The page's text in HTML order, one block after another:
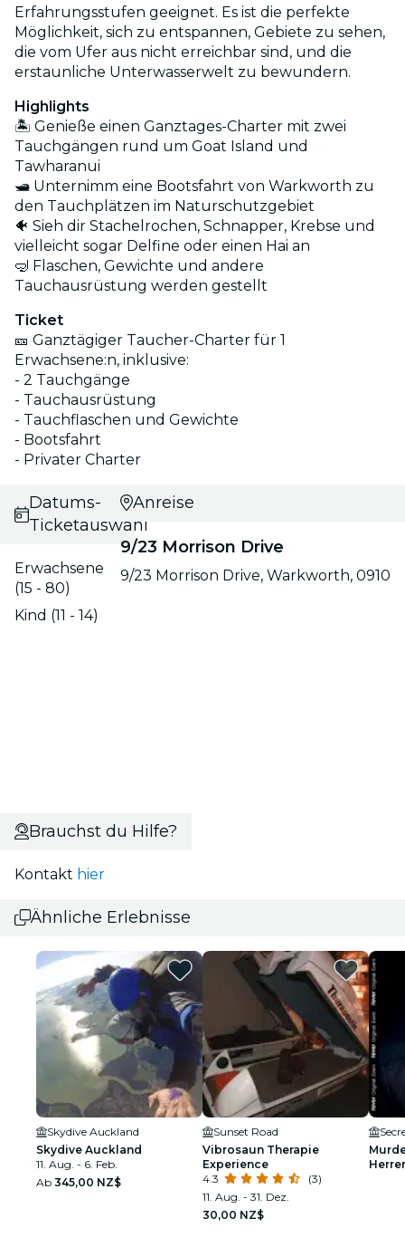
Erfahrungsstufen geeignet. Es ist die perfekte
Möglichkeit, sich zu entspannen, Gebiete zu sehen,
die vom Ufer aus nicht erreichbar sind, und die
erstaunliche Unterwasserwelt zu bewundern.
Highlights
🏝️ Genieße einen Ganztages-Charter mit zwei
Tauchgängen rund um Goat Island und
Tawharanui
🛥️ Unternimm eine Bootsfahrt von Warkworth zu
den Tauchplätzen im Naturschutzgebiet
🐠 Sieh dir Stachelrochen, Schnapper, Krebse und
vielleicht sogar Delfine oder einen Hai an
🤿 Flaschen, Gewichte und andere
Tauchausrüstung werden gestellt
Ticket
🎫 Ganztägiger Taucher-Charter für 1
Erwachsene:n, inklusive:
- 2 Tauchgänge
- Tauchausrüstung
- Tauchflaschen und Gewichte
- Bootsfahrt
- Privater Charter
Datums- und
Ticketauswahl
Erwachsene
(15 - 80)
Kind (11 - 14)
Anreise
9/23 Morrison Drive
9/23 Morrison Drive, Warkworth, 0910
Brauchst du Hilfe?
Kontakt hier
Ähnliche Erlebnisse
Skydive Auckland
Skydive Auckland
11. Aug. - 6. Feb.
Ab 345,00 NZ$
Sunset Road
Vibrosaun Therapie
Experience
4.3
(3)
11. Aug. - 31. Dez.
30,00 NZ$